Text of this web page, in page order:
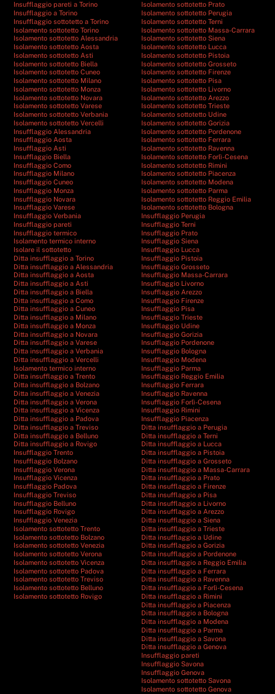
Insufflaggio pareti a Torino
Insufflaggio a Torino
Insufflaggio sottotetto a Torino
Isolamento sottotetto Torino
Isolamento sottotetto Alessandria
Isolamento sottotetto Aosta
Isolamento sottotetto Asti
Isolamento sottotetto Biella
Isolamento sottotetto Cuneo
Isolamento sottotetto Milano
Isolamento sottotetto Monza
Isolamento sottotetto Novara
Isolamento sottotetto Varese
Isolamento sottotetto Verbania
Isolamento sottotetto Vercelli
Insufflaggio Alessandria
Insufflaggio Aosta
Insufflaggio Asti
Insufflaggio Biella
Insufflaggio Como
Insufflaggio Milano
Insufflaggio Cuneo
Insufflaggio Monza
Insufflaggio Novara
Insufflaggio Varese
Insufflaggio Verbania
Insufflaggio pareti
Insufflaggio termico
Isolamento termico interno
Isolare il sottotetto
Ditta insufflaggio a Torino
Ditta insufflaggio a Alessandria
Ditta insufflaggio a Aosta
Ditta insufflaggio a Asti
Ditta insufflaggio a Biella
Ditta insufflaggio a Como
Ditta insufflaggio a Cuneo
Ditta insufflaggio a Milano
Ditta insufflaggio a Monza
Ditta insufflaggio a Novara
Ditta insufflaggio a Varese
Ditta insufflaggio a Verbania
Ditta insufflaggio a Vercelli
Isolamento termico interno
Ditta insufflaggio a Trento
Ditta insufflaggio a Bolzano
Ditta insufflaggio a Venezia
Ditta insufflaggio a Verona
Ditta insufflaggio a Vicenza
Ditta insufflaggio a Padova
Ditta insufflaggio a Treviso
Ditta insufflaggio a Belluno
Ditta insufflaggio a Rovigo
Insufflaggio Trento
Insufflaggio Bolzano
Insufflaggio Verona
Insufflaggio Vicenza
Insufflaggio Padova
Insufflaggio Treviso
Insufflaggio Belluno
Insufflaggio Rovigo
Insufflaggio Venezia
Isolamento sottotetto Trento
Isolamento sottotetto Bolzano
Isolamento sottotetto Venezia
Isolamento sottotetto Verona
Isolamento sottotetto Vicenza
Isolamento sottotetto Padova
Isolamento sottotetto Treviso
Isolamento sottotetto Belluno
Isolamento sottotetto Rovigo
Isolamento sottotetto Prato
Isolamento sottotetto Perugia
Isolamento sottotetto Terni
Isolamento sottotetto Massa-Carrara
Isolamento sottotetto Siena
Isolamento sottotetto Lucca
Isolamento sottotetto Pistoia
Isolamento sottotetto Grosseto
Isolamento sottotetto Firenze
Isolamento sottotetto Pisa
Isolamento sottotetto Livorno
Isolamento sottotetto Arezzo
Isolamento sottotetto Trieste
Isolamento sottotetto Udine
Isolamento sottotetto Gorizia
Isolamento sottotetto Pordenone
Isolamento sottotetto Ferrara
Isolamento sottotetto Ravenna
Isolamento sottotetto Forlì-Cesena
Isolamento sottotetto Rimini
Isolamento sottotetto Piacenza
Isolamento sottotetto Modena
Isolamento sottotetto Parma
Isolamento sottotetto Reggio Emilia
Isolamento sottotetto Bologna
Insufflaggio Perugia
Insufflaggio Terni
Insufflaggio Prato
Insufflaggio Siena
Insufflaggio Lucca
Insufflaggio Pistoia
Insufflaggio Grosseto
Insufflaggio Massa-Carrara
Insufflaggio Livorno
Insufflaggio Arezzo
Insufflaggio Firenze
Insufflaggio Pisa
Insufflaggio Trieste
Insufflaggio Udine
Insufflaggio Gorizia
Insufflaggio Pordenone
Insufflaggio Bologna
Insufflaggio Modena
Insufflaggio Parma
Insufflaggio Reggio Emilia
Insufflaggio Ferrara
Insufflaggio Ravenna
Insufflaggio Forlì-Cesena
Insufflaggio Rimini
Insufflaggio Piacenza
Ditta insufflaggio a Perugia
Ditta insufflaggio a Terni
Ditta insufflaggio a Lucca
Ditta insufflaggio a Pistoia
Ditta insufflaggio a Grosseto
Ditta insufflaggio a Massa-Carrara
Ditta insufflaggio a Prato
Ditta insufflaggio a Firenze
Ditta insufflaggio a Pisa
Ditta insufflaggio a Livorno
Ditta insufflaggio a Arezzo
Ditta insufflaggio a Siena
Ditta insufflaggio a Trieste
Ditta insufflaggio a Udine
Ditta insufflaggio a Gorizia
Ditta insufflaggio a Pordenone
Ditta insufflaggio a Reggio Emilia
Ditta insufflaggio a Ferrara
Ditta insufflaggio a Ravenna
Ditta insufflaggio a Forlì-Cesena
Ditta insufflaggio a Rimini
Ditta insufflaggio a Piacenza
Ditta insufflaggio a Bologna
Ditta insufflaggio a Modena
Ditta insufflaggio a Parma
Ditta insufflaggio a Savona
Ditta insufflaggio a Genova
Insufflaggio pareti
Insufflaggio Savona
Insufflaggio Genova
Isolamento sottotetto Savona
Isolamento sottotetto Genova